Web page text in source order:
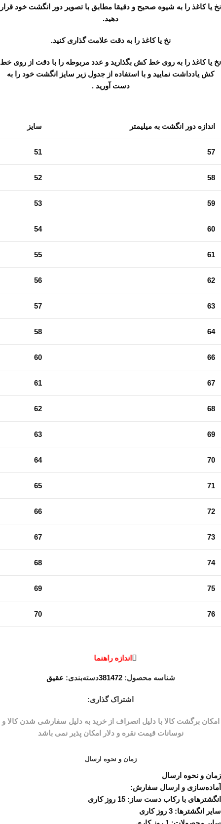
نخ یا کاغذ را به شیوه صحیح و دقیقا مطابق با تصویر دور انگشت خود قرار
دهید.
نخ یا کاغذ را به دقت علامت گذاری کنید.
نخ یا کاغذ را به روی خط کش بگذارید و عدد مربوطه را با دقت از روی خط
کش یادداشت نمایید و با استفاده از جدول زیر سایز انگشت خود را به
دست آورید .
اندازه دور انگشت به میلیمتر سایز
57
51
58
52
59
53
60
54
61
55
62
56
63
57
64
58
66
60
67
61
68
62
69
63
70
64
71
65
72
66
73
67
74
68
75
69
76
70
اندازه راهنما
شناسه محصول:381472دسته‌بندی: عقیق
اشتراک گذاری:
زمان و نحوه ارسال
زمان و نحوه ارسال
آماده‌سازی و ارسال سفارش:
انگشترهای با رکاب دست ساز: 15 روز کاری
سایر انگشترها: 3 روز کاری